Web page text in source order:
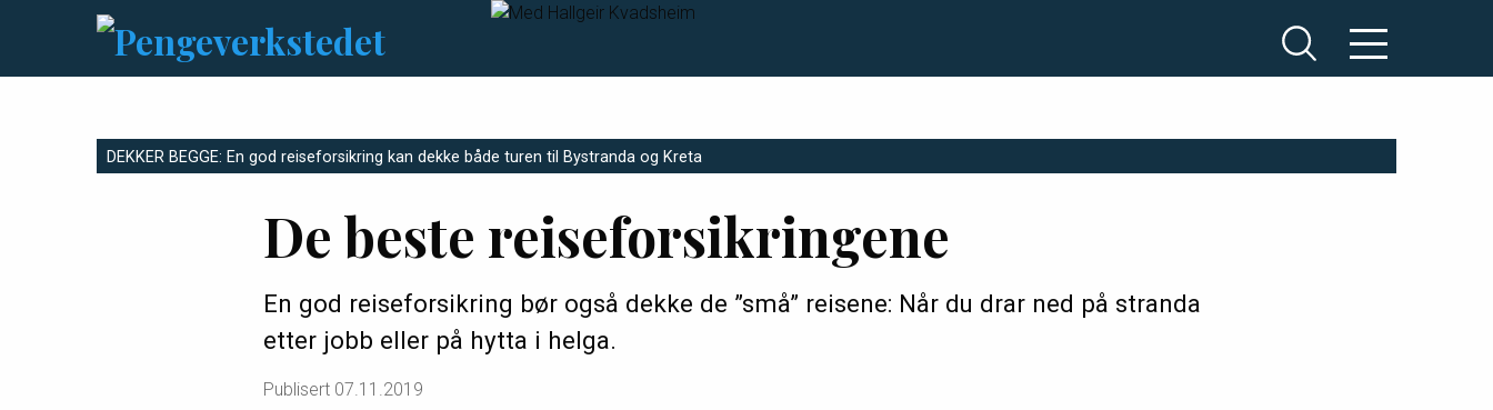
DEKKER BEGGE: En god reiseforsikring kan dekke både turen til Bystranda og Kreta
De beste reiseforsikringene
En god reiseforsikring bør også dekke de ”små” reisene: Når du drar ned på stranda
etter jobb eller på hytta i helga.
Publisert 07.11.2019